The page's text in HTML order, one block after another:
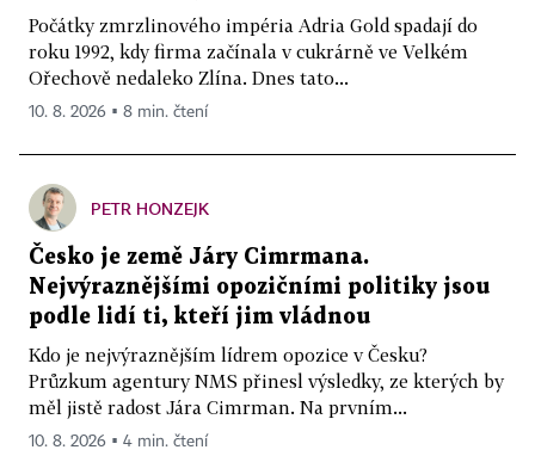
Počátky zmrzlinového impéria Adria Gold spadají do
roku 1992, kdy firma začínala v cukrárně ve Velkém
Ořechově nedaleko Zlína. Dnes tato...
10. 8. 2026 ▪ 8 min. čtení
PETR HONZEJK
Česko je země Járy Cimrmana.
Nejvýraznějšími opozičními politiky jsou
podle lidí ti, kteří jim vládnou
Kdo je nejvýraznějším lídrem opozice v Česku?
Průzkum agentury NMS přinesl výsledky, ze kterých by
měl jistě radost Jára Cimrman. Na prvním...
10. 8. 2026 ▪ 4 min. čtení